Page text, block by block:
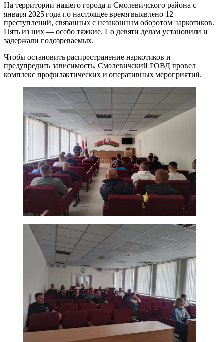
На территории нашего города и Смолевичского района с
января 2025 года по настоящее время выявлено 12
преступлений, связанных с незаконным оборотом наркотиков.
Пять из них — особо тяжкие. По девяти делам установили и
задержали подозреваемых.
Чтобы остановить распространение наркотиков и
предупредить зависимость, Смолевичский РОВД провел
комплекс профилактических и оперативных мероприятий.